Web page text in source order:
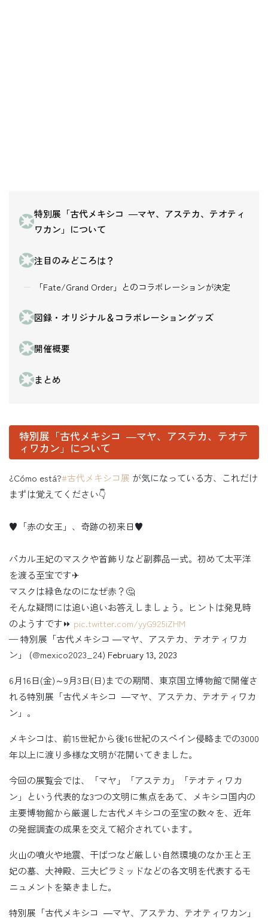
特別展「古代メキシコ ―マヤ、アステカ、テオティ
ワカン」について
注目のみどころは？
「Fate/Grand Order」とのコラボレーションが決定
図録・オリジナル＆コラボレーショングッズ
開催概要
まとめ
特別展「古代メキシコ ―マヤ、アステカ、テオテ
ィワカン」について
¿Cómo está?#古代メキシコ展 が気になっている方、これだけ
まずは覚えてください👇
♥️「赤の女王」、奇跡の初来日♥️
パカル王妃のマスクや首飾りなど副葬品一式。初めて太平洋
を渡る至宝です✈
マスクは緑色なのになぜ赤？🤔
そんな疑問には追い追いお答えしましょう。ヒントは発見時
のようすです⏩ pic.twitter.com/yyG925iZHM
— 特別展「古代メキシコ ―マヤ、アステカ、テオティワカ
ン」 (@mexico2023_24) February 13, 2023
6月16日(金)～9月3日(日)までの期間、東京国立博物館で開催さ
れる特別展「古代メキシコ ―マヤ、アステカ、テオティワカ
ン」。
メキシコは、前15世紀から後16世紀のスペイン侵略までの3000
年以上に渡り多様な文明が花開いてきました。
今回の展覧会では、「マヤ」「アステカ」「テオティワカ
ン」という代表的な3つの文明に焦点をあて、メキシコ国内の
主要博物館から厳選した古代メキシコの至宝の数々を、近年
の発掘調査の成果を交えて紹介されています。
火山の噴火や地震、干ばつなど厳しい自然環境のなか王と王
妃の墓、大神殿、三大ピラミッドなどの各文明を代表するモ
ニュメントを築きました。
特別展「古代メキシコ ―マヤ、アステカ、テオティワカン」